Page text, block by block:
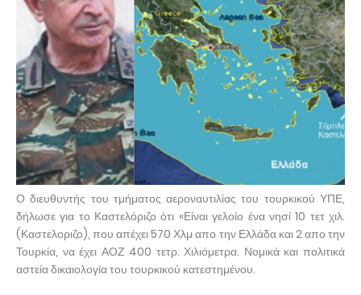
Ο διευθυντής του τμήματος αεροναυτιλίας του τουρκικού ΥΠΕ,
δήλωσε για το Καστελόριζο ότι «Είναι γελοίο ένα νησί 10 τετ χιλ.
(Καστελοριζο), που απέχει 570 Χλμ απο την Ελλάδα και 2 απο την
Τουρκία, να έχει ΑΟΖ 400 τετρ. Χιλιόμετρα. Νομικά και πολιτικά
αστεία δικαιολογία του τουρκικού κατεστημένου.